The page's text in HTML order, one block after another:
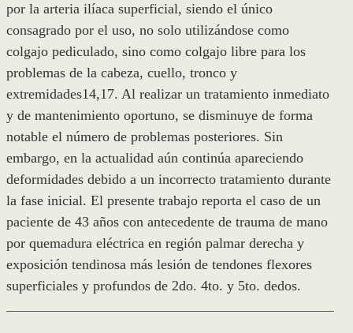
por la arteria ilíaca superficial, siendo el único
consagrado por el uso, no solo utilizándose como
colgajo pediculado, sino como colgajo libre para los
problemas de la cabeza, cuello, tronco y
extremidades14,17. Al realizar un tratamiento inmediato
y de mantenimiento oportuno, se disminuye de forma
notable el número de problemas posteriores. Sin
embargo, en la actualidad aún continúa apareciendo
deformidades debido a un incorrecto tratamiento durante
la fase inicial. El presente trabajo reporta el caso de un
paciente de 43 años con antecedente de trauma de mano
por quemadura eléctrica en región palmar derecha y
exposición tendinosa más lesión de tendones flexores
superficiales y profundos de 2do. 4to. y 5to. dedos.